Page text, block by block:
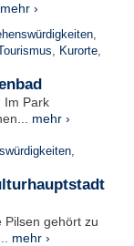
mehr ›
,
Tourismus, Kurorte,
Im Park
mehr ›
,
Pilsen gehört zu
mehr ›